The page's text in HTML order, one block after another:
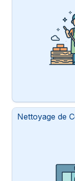
Nettoyage de